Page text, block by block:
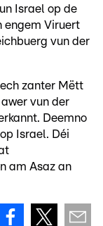
Israel op de
engem Viruert
vun der
zanter Mëtt
vun der
Deemno
Israel. Déi
am Asaz an